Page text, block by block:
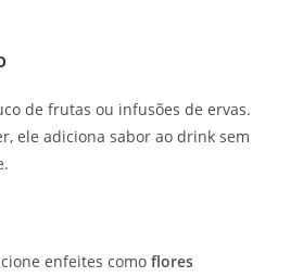
de frutas ou infusões de ervas.
ele adiciona sabor ao drink sem
enfeites como flores